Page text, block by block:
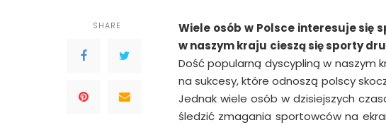
SHARE Wiele osób w Polsce interesuje się
w naszym kraju cieszą się sporty
Dość popularną dyscypliną w naszym
na sukcesy, które odnoszą polscy
Jednak wiele osób w dzisiejszych
śledzić zmagania sportowców na